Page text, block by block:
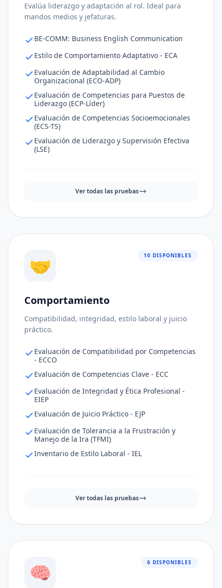
Consistencia de respuestas
Evalúa liderazgo y adaptación al rol. Ideal para
mandos medios y jefaturas.
BE-COMM: Business English Communication
Estilo de Comportamiento Adaptativo - ECA
Evaluación de Adaptabilidad al Cambio
Organizacional (ECO-ADP)
Evaluación de Competencias para Puestos de
Liderazgo (ECP-Líder)
Evaluación de Competencias Socioemocionales
(ECS-TS)
Evaluación de Liderazgo y Supervisión Efectiva
(LSE)
Ver todas las pruebas
Consistencia de respuestas
🤝 10 DISPONIBLES
Comportamiento
Compatibilidad, integridad, estilo laboral y juicio
práctico.
Evaluación de Compatibilidad por Competencias
- ECCO
Evaluación de Competencias Clave - ECC
Evaluación de Integridad y Ética Profesional -
EIEP
Evaluación de Juicio Práctico - EJP
Evaluación de Tolerancia a la Frustración y
Manejo de la Ira (TFMI)
Inventario de Estilo Laboral - IEL
Ver todas las pruebas
🧠 6 DISPONIBLES